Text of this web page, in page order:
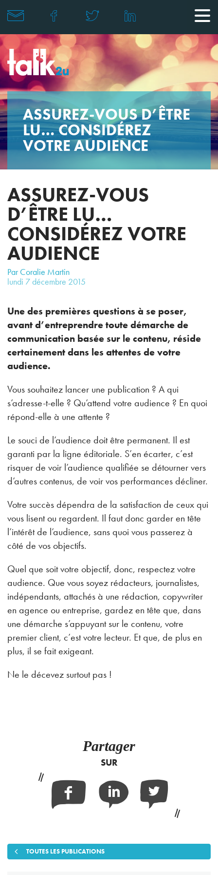
ASSUREZ-VOUS D’ÊTRE
LU… CONSIDÉREZ
VOTRE AUDIENCE
ASSUREZ-VOUS
D’ÊTRE LU…
CONSIDÉREZ VOTRE
AUDIENCE
Par Coralie Martin
lundi 7décembre 2015
Une des premières questions à se poser,
avant d’entreprendre toute démarche de
communication basée sur le contenu, réside
certainement dans les attentes de votre
audience.
Vous souhaitez lancer une publication ? A qui
s’adresse-t-elle ? Qu’attend votre audience ? En quoi
répond-elle à une attente ?
Le souci de l’audience doit être permanent. Il est
garanti par la ligne éditoriale. S’en écarter, c’est
risquer de voir l’audience qualifiée se détourner vers
d’autres contenus, de voir vos performances décliner.
Votre succès dépendra de la satisfaction de ceux qui
vous lisent ou regardent. Il faut donc garder en tête
l’intérêt de l’audience, sans quoi vous passerez à
côté de vos objectifs.
Quel que soit votre objectif, donc, respectez votre
audience. Que vous soyez rédacteurs, journalistes,
indépendants, attachés à une rédaction, copywriter
en agence ou entreprise, gardez en tête que, dans
une démarche s’appuyant sur le contenu, votre
premier client, c’est votre lecteur. Et que, de plus en
plus, il se fait exigeant.
Ne le décevez surtout pas !
Partager
SUR
TOUTES LES PUBLICATIONS